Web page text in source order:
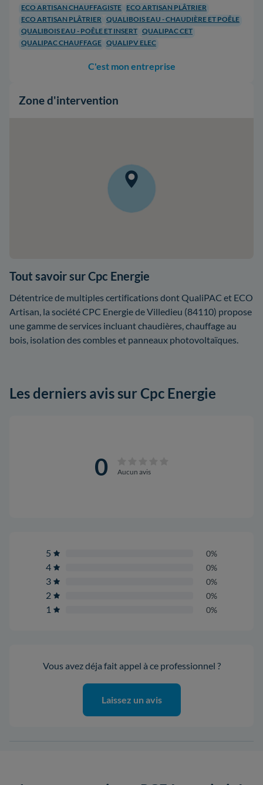
ECO ARTISAN CHAUFFAGISTE ECO ARTISAN PLÂTRIER
ECO ARTISAN PLÂTRIER QUALIBOIS EAU - CHAUDIÈRE ET POÊLE
QUALIBOIS EAU - POÊLE ET INSERT QUALIPAC CET
QUALIPAC CHAUFFAGE QUALIPV ELEC
C'est mon entreprise
Zone d'intervention
Tout savoir sur Cpc Energie
Détentrice de multiples certifications dont QualiPAC et ECO
Artisan, la société CPC Energie de Villedieu (84110) propose
une gamme de services incluant chaudières, chauffage au
bois, isolation des combles et panneaux photovoltaïques.
Les derniers avis sur Cpc Energie
0 Aucun avis
5 0%
4 0%
3 0%
2 0%
1 0%
Vous avez déja fait appel à ce professionnel ?
Laissez un avis